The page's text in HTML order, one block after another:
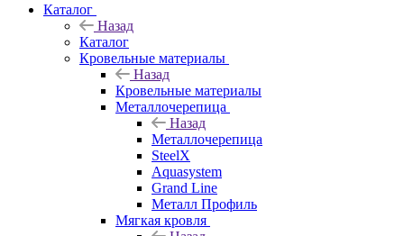
Каталог
Назад
Каталог
Кровельные материалы
Назад
Кровельные материалы
Металлочерепица
Назад
Металлочерепица
SteelX
Aquasystem
Grand Line
Металл Профиль
Мягкая кровля